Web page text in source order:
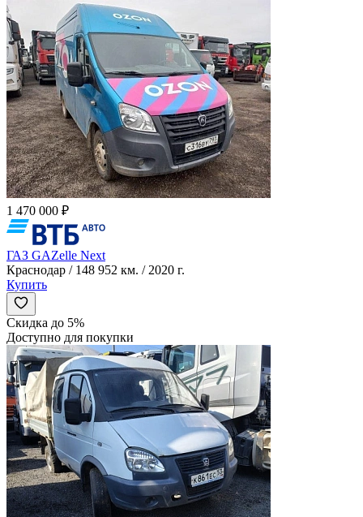
1 470 000 ₽
ГАЗ GAZelle Next
Краснодар / 148 952 км. / 2020 г.
Купить
Скидка до 5%
Доступно для покупки